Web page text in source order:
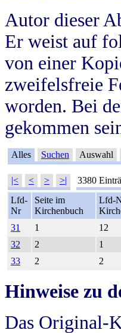
Autor dieser
Er weist auf
von einer
zweifelsfreie
worden. Bei
gekommen
Alles Suchen Auswahl
|< < > >| 3380
Lfd-
Nr
Seite im
Kirchenbuch
Lfd-
31
1 12
32
2 1
33
2 2
Hinweise zu
Das Original-